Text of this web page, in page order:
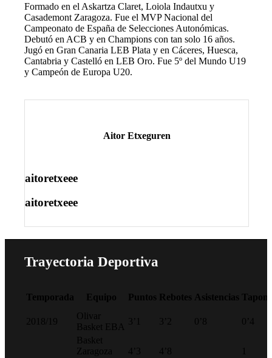
Formado en el Askartza Claret, Loiola Indautxu y
Casademont Zaragoza. Fue el MVP Nacional del
Campeonato de España de Selecciones Autonómicas.
Debutó en ACB y en Champions con tan solo 16 años.
Jugó en Gran Canaria LEB Plata y en Cáceres, Huesca,
Cantabria y Castelló en LEB Oro. Fue 5º del Mundo U19
y Campeón de Europa U20.
Aitor Etxeguren
aitoretxeee
aitoretxeee
TrayectoriaDeportiva
Temporada Equipo Puntos Rebotes Asistencias
2018/19
Olivar
Basket EBA
3’1 3’2 0’8
0’4
Basket
Zaragoza
4’3 4’8